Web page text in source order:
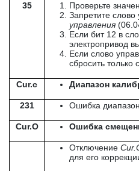
35
Проверьте
Запретите
управления
Если бит 12 в
электропривод
Если слово
сбросить только
Cur.c Диапазон
231 Ошибка
Cur.O Ошибка
Отключение Cur.
для его